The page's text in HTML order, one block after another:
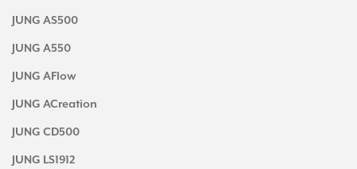
JUNG AS500
JUNG A550
JUNG AFlow
JUNG ACreation
JUNG CD500
JUNG LS1912